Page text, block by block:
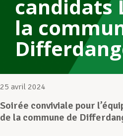
Structures syndicales
Assistance au Travail
Vos droits
candidats
la
25 avril 2024
Soirée conviviale pour
de la commune de